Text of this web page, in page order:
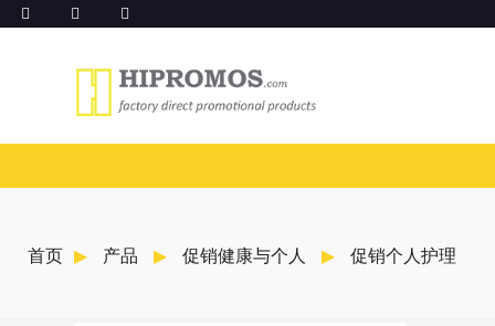
首页 产品 促销健康与个人 促销个人护理